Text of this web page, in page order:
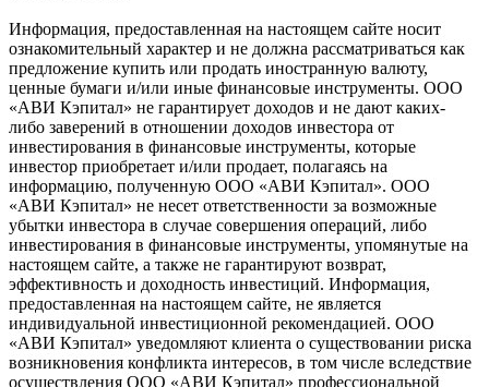
Информация, предоставленная на настоящем сайте носит
ознакомительный характер и не должна рассматриваться как
предложение купить или продать иностранную валюту,
ценные бумаги и/или иные финансовые инструменты. ООО
«АВИ Кэпитал» не гарантирует доходов и не дают каких-
либо заверений в отношении доходов инвестора от
инвестирования в финансовые инструменты, которые
инвестор приобретает и/или продает, полагаясь на
информацию, полученную ООО «АВИ Кэпитал». ООО
«АВИ Кэпитал» не несет ответственности за возможные
убытки инвестора в случае совершения операций, либо
инвестирования в финансовые инструменты, упомянутые на
настоящем сайте, а также не гарантируют возврат,
эффективность и доходность инвестиций. Информация,
предоставленная на настоящем сайте, не является
индивидуальной инвестиционной рекомендацией. ООО
«АВИ Кэпитал» уведомляют клиента о существовании риска
возникновения конфликта интересов, в том числе вследствие
осуществления ООО «АВИ Кэпитал» профессиональной